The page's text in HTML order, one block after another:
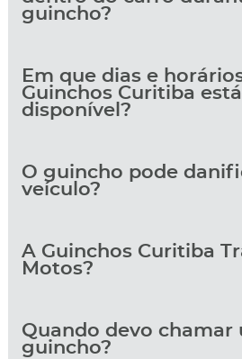
guincho?
Em que dias e
Guinchos Curitiba está
disponível?
O guincho pode
veículo?
A Guinchos Curitiba
Motos?
Quando devo chamar
guincho?